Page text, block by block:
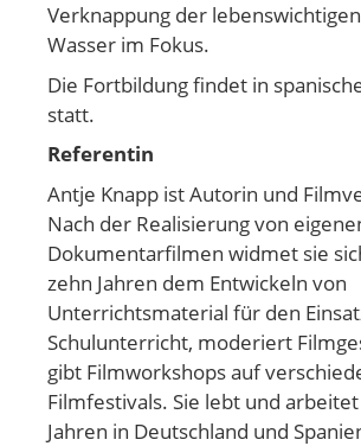
Verknappung der
Wasser im Fokus.
Die Fortbildung findet in
statt.
Referentin
Antje Knapp ist Autorin und
Nach der Realisierung von
Dokumentarfilmen widmet sie
zehn Jahren dem Entwickeln von
Unterrichtsmaterial für den
Schulunterricht, moderiert
gibt Filmworkshops auf
Filmfestivals. Sie lebt und
Jahren in Deutschland und